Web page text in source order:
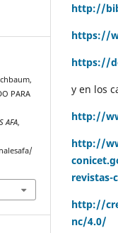
PARA
AFA,
http://
https://
https://
y en los
http://
http://
revistas-
http://
nc/4.0/